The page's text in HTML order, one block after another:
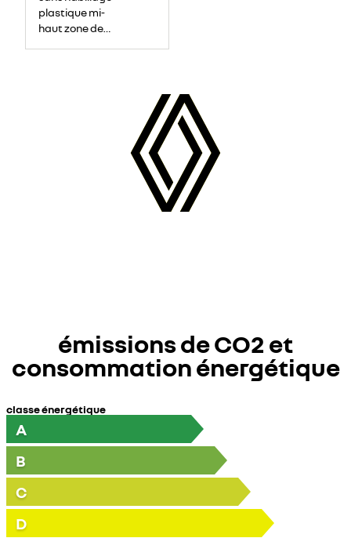
plastique mi-
haut zone de
émissions de CO2 et
consommation énergétique
classe énergétique
A
B
C
D